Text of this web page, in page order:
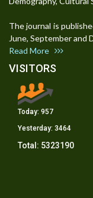
The journal is
June, September and
Read More
VISITORS
Today: 957
Yesterday: 3464
Total: 5323190